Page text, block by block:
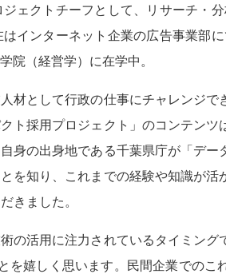
ェクトチーフとして、リサーチ・
インターネット企業の広告事業部に
院（経営学）に在学中。
材として行政の仕事にチャレンジで
ト採用プロジェクト」のコンテンツ
身の出身地である千葉県庁が「デー
を知り、これまでの経験や知識が活
きました。
の活用に注力されているタイミング
を嬉しく思います。民間企業でのこ